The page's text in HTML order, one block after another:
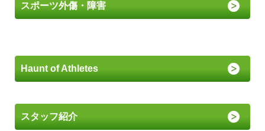
スポーツ外傷・障害
Haunt of Athletes
スタッフ紹介